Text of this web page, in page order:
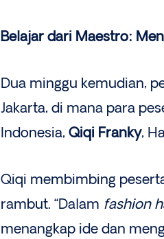
Belajar dari Maestro:
Dua minggu kemudian,
Jakarta, di mana para
Indonesia, Qiqi Franky,
Qiqi membimbing
rambut. “Dalam fashion
menangkap ide dan